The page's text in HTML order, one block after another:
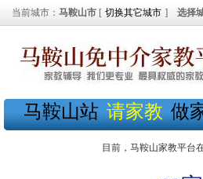
当前城市： 马鞍山市 [ 切换其它城市 ] 选择
马鞍山站 请家教 做
目前，马鞍山家教平台